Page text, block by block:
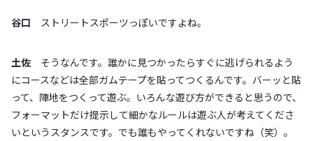
谷口 ストリートスポーツっぽいですよね。
土佐 そうなんです。誰かに見つかったらすぐに逃げられるよう
にコースなどは全部ガムテープを貼ってつくるんです。バーッと貼
って、陣地をつくって遊ぶ。いろんな遊び方ができると思うので、
フォーマットだけ提示して細かなルールは遊ぶ人が考えてくださ
いというスタンスです。でも誰もやってくれないですね（笑）。